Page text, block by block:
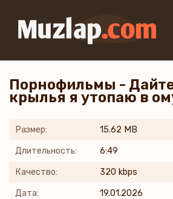
Порнофильмы -
крылья я утопаю в
Размер: 15.62 MB
Длительность: 6:49
Качество: 320 kbps
Дата: 19.01.2026